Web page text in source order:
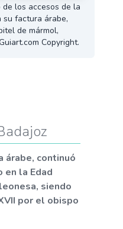
los accesos de la
su factura árabe,
de mármol,
Copyright.
árabe, continuó
en la Edad
siendo
por el obispo